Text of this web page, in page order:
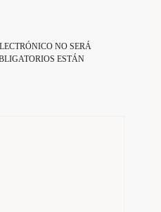
NO SERÁ
ESTÁN